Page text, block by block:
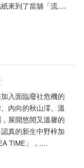
來到了當舖「流....
入面臨廢社危機的
內向的秋山澪、溫
展開悠閒又溫馨的
真的新生中野梓加
TIME」，....